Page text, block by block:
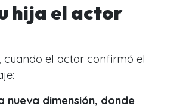
hija el actor
cuando el actor confirmó el
nueva dimensión, donde